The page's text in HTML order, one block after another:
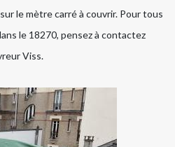
le mètre carré à couvrir. Pour tous
le 18270, pensez à contactez
Viss.